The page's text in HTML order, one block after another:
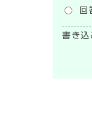
回
書き込